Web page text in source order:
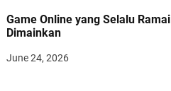
Game Online yang Selalu Ramai
Dimainkan
June 24, 2026